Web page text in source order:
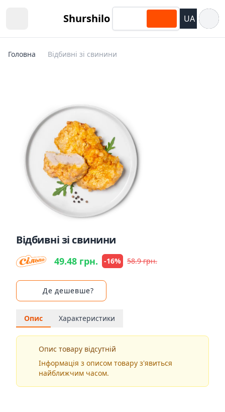
Shurshilo UA
Головна Відбивні зі свинини
Відбивні зі свинини
49.48 грн. -16% 58.9 грн.
Де дешевше?
Опис Характеристики
Опис товару відсутній
Інформація з описом товару з'явиться
найближчим часом.